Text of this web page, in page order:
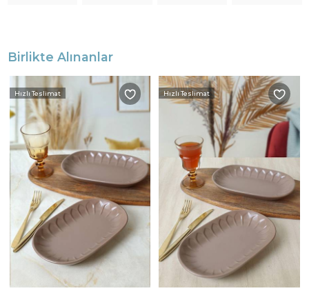
Birlikte Alınanlar
Hızlı Teslimat Hızlı Teslimat